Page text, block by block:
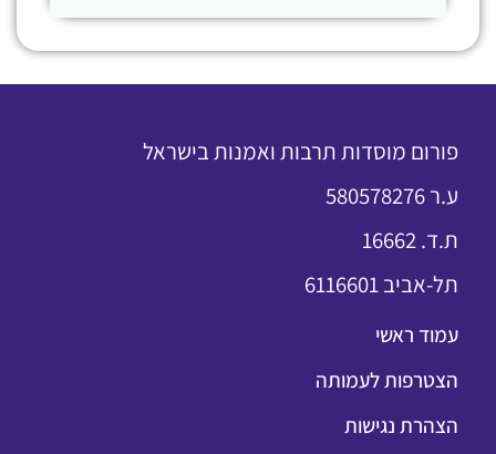
פורום מוסדות תרבות ואמנות בישראל
ע.ר 580578276
ת.ד. 16662
תל-אביב 6116601
עמוד ראשי
הצטרפות לעמותה
הצהרת נגישות